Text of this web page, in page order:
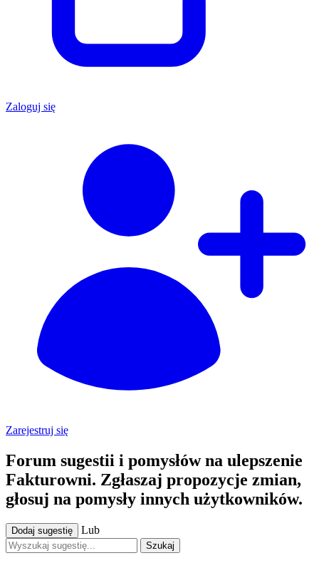
Zaloguj się
Zarejestruj się
Forum sugestii i pomysłów na ulepszenie
Fakturowni. Zgłaszaj propozycje zmian,
głosuj na pomysły innych użytkowników.
Dodaj sugestię Lub
Szukaj